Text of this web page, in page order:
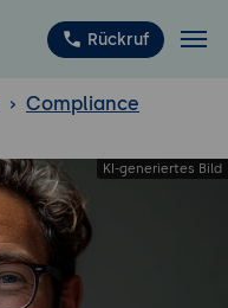
Rückruf
®
Compliance